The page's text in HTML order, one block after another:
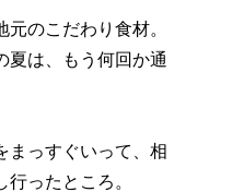
のこだわり食材。
夏は、もう何回か通
まっすぐいって、相
ったところ。